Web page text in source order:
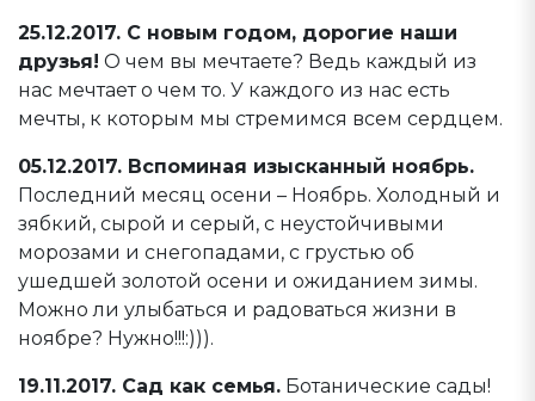
25.12.2017. С новым годом, дорогие наши
друзья! О чем вы мечтаете? Ведь каждый из
нас мечтает о чем то. У каждого из нас есть
мечты, к которым мы стремимся всем сердцем.
05.12.2017. Вспоминая изысканный ноябрь.
Последний месяц осени – Ноябрь. Холодный и
зябкий, сырой и серый, с неустойчивыми
морозами и снегопадами, с грустью об
ушедшей золотой осени и ожиданием зимы.
Можно ли улыбаться и радоваться жизни в
ноябре? Нужно!!!:))).
19.11.2017. Сад как семья. Ботанические сады!